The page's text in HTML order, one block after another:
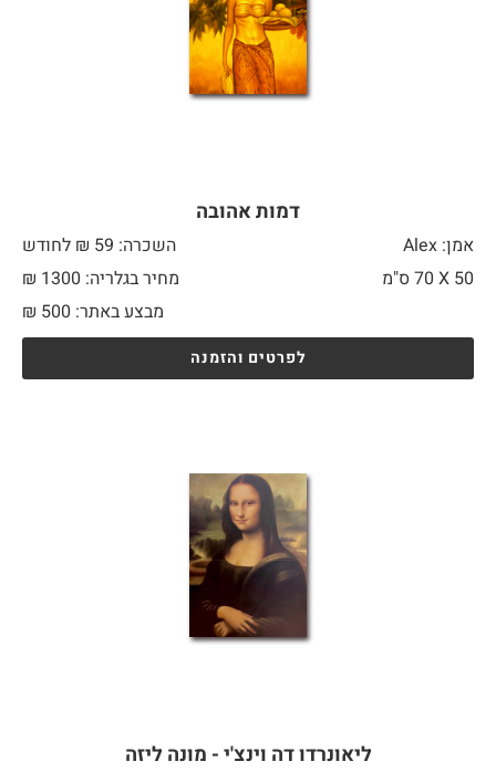
דמות אהובה
אמן: Alex
השכרה: 59 ₪ לחודש
50 X
מחיר בגלריה: 1300 ₪
מבצע באתר:
₪ 500
לפרטים והזמנה
ליאונרדו דה וינצ'י - מונה ליזה